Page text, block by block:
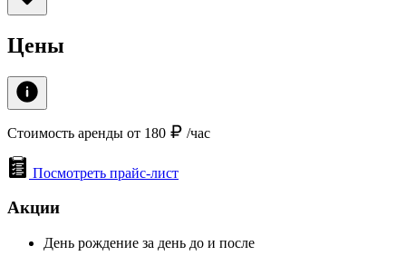
Цены
Стоимость аренды от 180 /час
Посмотреть прайс-лист
Акции
День рождение за день до и после